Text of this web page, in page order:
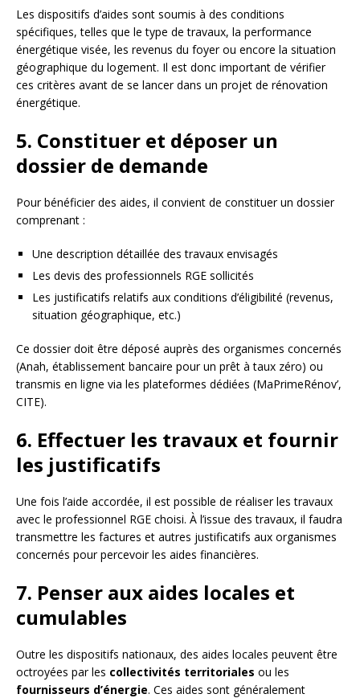
Les dispositifs d’aides sont soumis à des conditions
spécifiques, telles que le type de travaux, la performance
énergétique visée, les revenus du foyer ou encore la situation
géographique du logement. Il est donc important de vérifier
ces critères avant de se lancer dans un projet de rénovation
énergétique.
5. Constituer et déposer un
dossier de demande
Pour bénéficier des aides, il convient de constituer un dossier
comprenant :
Une description détaillée des travaux envisagés
Les devis des professionnels RGE sollicités
Les justificatifs relatifs aux conditions d’éligibilité (revenus,
situation géographique, etc.)
Ce dossier doit être déposé auprès des organismes concernés
(Anah, établissement bancaire pour un prêt à taux zéro) ou
transmis en ligne via les plateformes dédiées (MaPrimeRénov’,
CITE).
6. Effectuer les travaux et fournir
les justificatifs
Une fois l’aide accordée, il est possible de réaliser les travaux
avec le professionnel RGE choisi. À l’issue des travaux, il faudra
transmettre les factures et autres justificatifs aux organismes
concernés pour percevoir les aides financières.
7. Penser aux aides locales et
cumulables
Outre les dispositifs nationaux, des aides locales peuvent être
octroyées par les collectivités territoriales ou les
fournisseurs d’énergie. Ces aides sont généralement